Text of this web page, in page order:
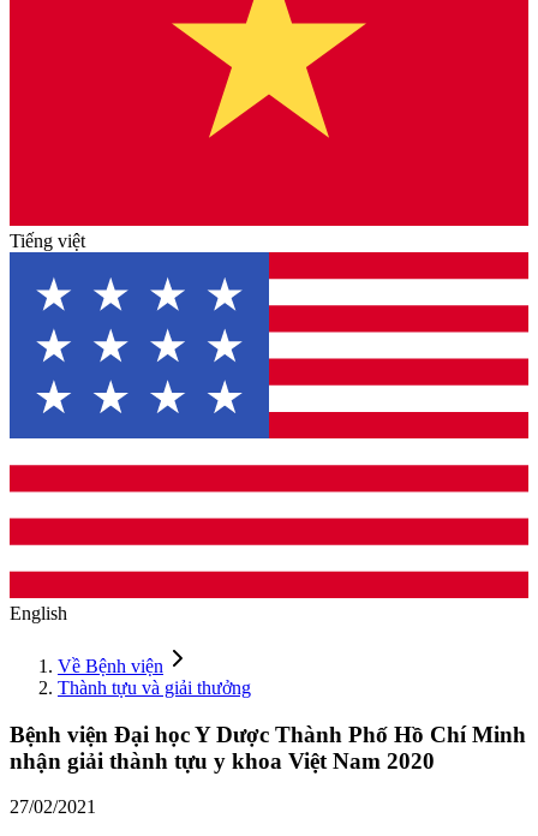
Tiếng việt
English
Về Bệnh viện
Thành tựu và giải thưởng
Bệnh viện Đại học Y Dược Thành Phố Hồ Chí Minh
nhận giải thành tựu y khoa Việt Nam 2020
27/02/2021